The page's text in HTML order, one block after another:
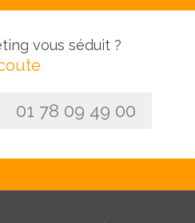
vous séduit ?
01 78 09 49 00